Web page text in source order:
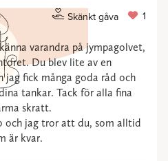
Skänkt gåva 1
varandra på jympagolvet,
Du blev lite av en
jag fick många goda råd och
tankar. Tack för alla fina
skratt.
och jag tror att du, som alltid
är kvar.